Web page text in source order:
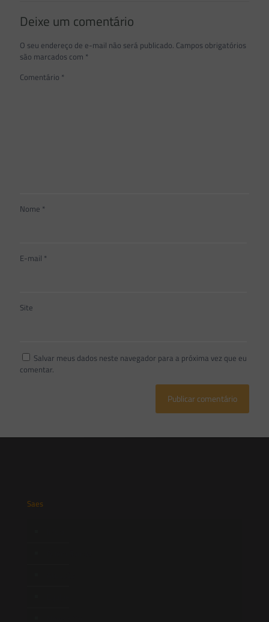
Deixe um comentário
O seu endereço de e-mail não será publicado. Campos obrigatórios
são marcados com *
Comentário *
Nome *
E-mail *
Site
Salvar meus dados neste navegador para a próxima vez que eu
comentar.
Saes